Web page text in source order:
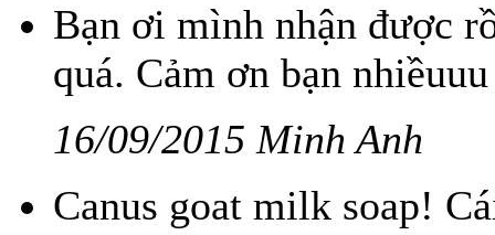
Bạn ơi mình nhận được
quá. Cảm ơn bạn nhiềuuu
16/09/2015 Minh Anh
Canus goat milk soap!